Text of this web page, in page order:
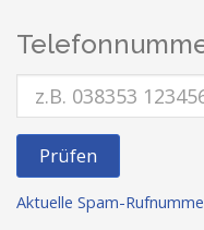
Prüfen
Aktuelle Spam-